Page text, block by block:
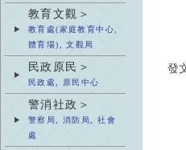
教育文觀＞
教育處(家庭教育中心,
體育場), 文觀局
民政原民＞
民政處, 原民中心
警消社政＞
警察局, 消防局, 社會
處
發